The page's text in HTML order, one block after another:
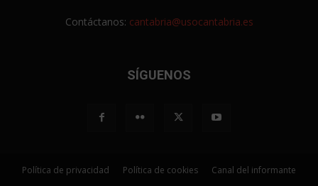
Contáctanos: cantabria@usocantabria.es
SÍGUENOS
Política de privacidad Política de cookies Canal del informante